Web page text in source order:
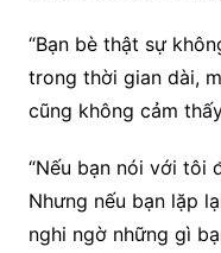
“Bạn bè thật sự
trong thời gian dài,
cũng không cảm
“Nếu bạn nói với tôi
Nhưng nếu bạn lặp
nghi ngờ những gì